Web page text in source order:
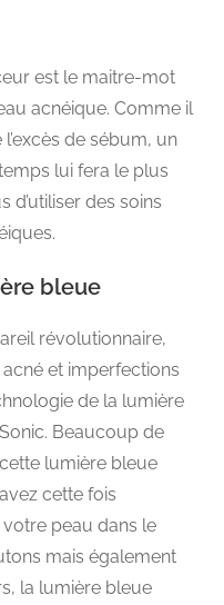
est le maitre-mot
acnéique. Comme il
de sébum, un
lui fera le plus
d’utiliser des soins
bleue
révolutionnaire,
et imperfections
de la lumière
Beaucoup de
lumière bleue
cette fois
votre peau dans le
mais également
la lumière bleue